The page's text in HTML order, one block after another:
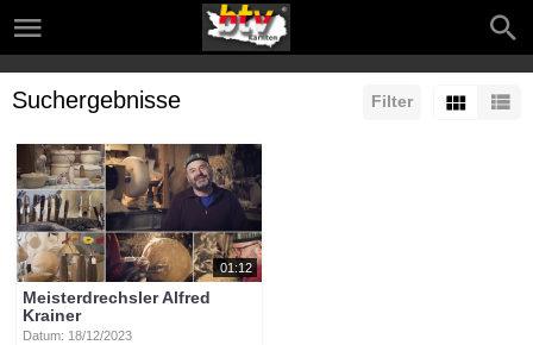
Filter
Suchergebnisse
01:12
Meisterdrechsler Alfred
Krainer
Datum: 18/12/2023